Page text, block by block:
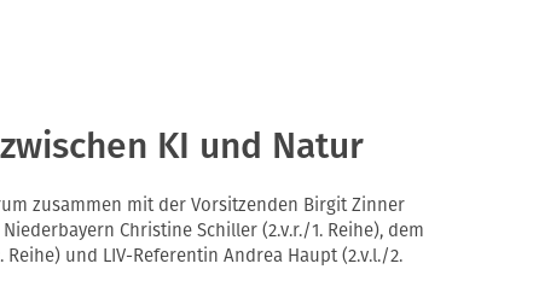
KI und Natur
zusammen mit der Vorsitzenden Birgit Zinner
Christine Schiller (2.v.r./1. Reihe), dem
und LIV-Referentin Andrea Haupt (2.v.l./2.